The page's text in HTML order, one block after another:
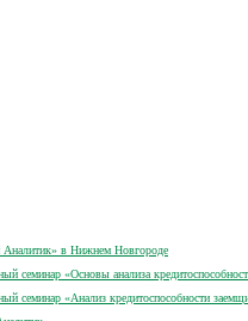
Аналитик» в Нижнем Новгороде
семинар «Основы анализа
семинар «Анализ кредитоспособности